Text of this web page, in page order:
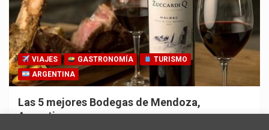
VIAJES GASTRONOMÍA
TURISMO
ARGENTINA
Las 5 mejores Bodegas de Mendoza,
Argentina